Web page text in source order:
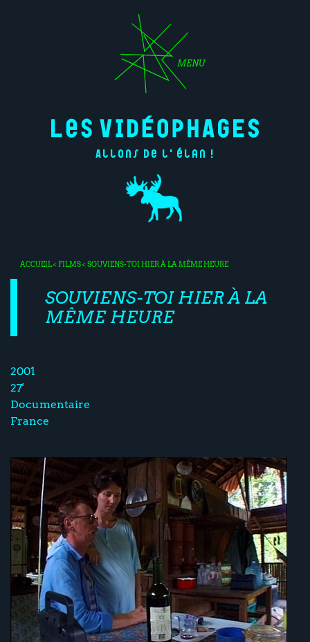
MENU
Allons de l'élan !
ACCUEIL< FILMS< SOUVIENS-TOI HIER À LA MÊME HEURE
SOUVIENS-TOI HIER À LA
MÊME HEURE
2001
27'
Documentaire
France